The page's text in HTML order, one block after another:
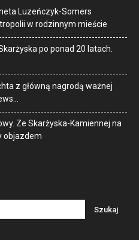
Luzeńczyk-Somers
w rodzinnym mieście
po ponad 20 latach.
z główną nagrodą ważnej
Ze Skarżyska-Kamiennej na
objazdem